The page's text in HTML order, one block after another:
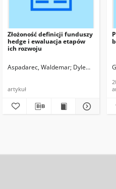
Złożoność definicji funduszy
hedge i ewaluacja etapów
ich rozwoju
Aspadarec, Waldemar Dylewski,
artykuł